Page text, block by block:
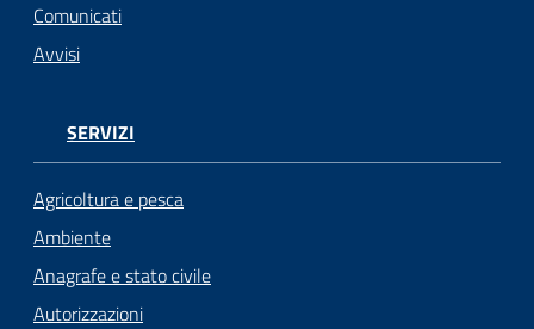
Comunicati
Avvisi
SERVIZI
Agricoltura e pesca
Ambiente
Anagrafe e stato civile
Autorizzazioni